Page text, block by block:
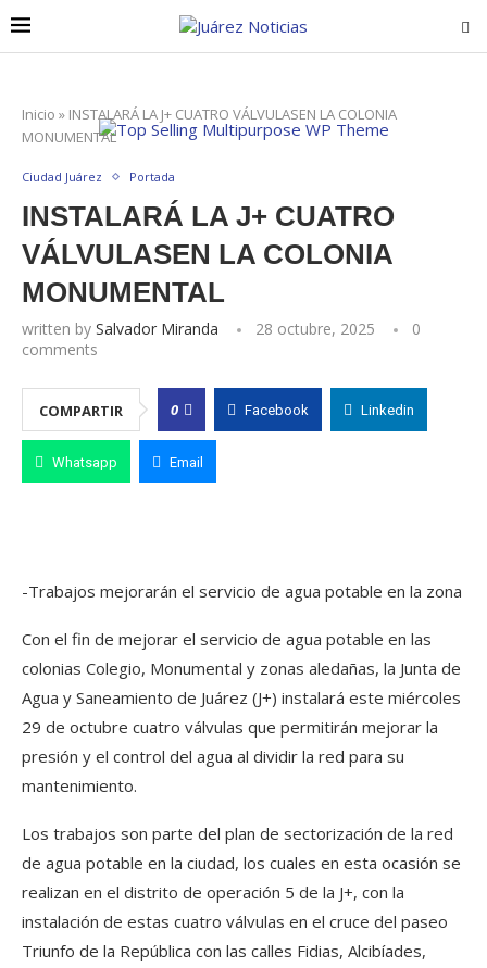
Inicio » INSTALARÁ LA J+ CUATRO VÁLVULASEN LA COLONIA
MONUMENTAL
Ciudad Juárez Portada
INSTALARÁ LA J+ CUATRO
VÁLVULASEN LA COLONIA
MONUMENTAL
written by Salvador Miranda 28 octubre, 2025
0
comments
COMPARTIR 0 Facebook Linkedin
Whatsapp Email
-Trabajos mejorarán el servicio de agua potable en la zona
Con el fin de mejorar el servicio de agua potable en las
colonias Colegio, Monumental y zonas aledañas, la Junta de
Agua y Saneamiento de Juárez (J+) instalará este miércoles
29 de octubre cuatro válvulas que permitirán mejorar la
presión y el control del agua al dividir la red para su
mantenimiento.
Los trabajos son parte del plan de sectorización de la red
de agua potable en la ciudad, los cuales en esta ocasión se
realizan en el distrito de operación 5 de la J+, con la
instalación de estas cuatro válvulas en el cruce del paseo
Triunfo de la República con las calles Fidias, Alcibíades,